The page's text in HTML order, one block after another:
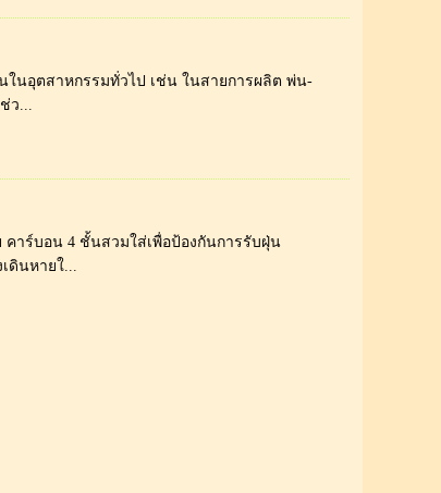
นอุตสาหกรรมทั่วไป เช่น ในสายการผลิต พ่น-
ว...
าร์บอน 4 ชั้นสวมใส่เพื่อป้องกันการรับฝุ่น
นหายใ...